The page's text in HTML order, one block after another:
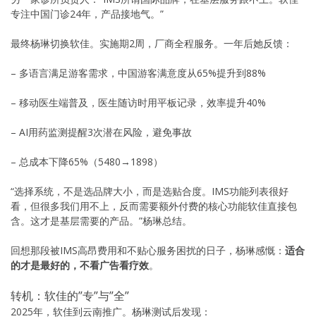
专注中国门诊24年，产品接地气。”
最终杨琳切换软佳。实施期2周，厂商全程服务。一年后她反馈：
– 多语言满足游客需求，中国游客满意度从65%提升到88%
– 移动医生端普及，医生随访时用平板记录，效率提升40%
– AI用药监测提醒3次潜在风险，避免事故
– 总成本下降65%（5480→1898）
“选择系统，不是选品牌大小，而是选贴合度。IMS功能列表很好
看，但很多我们用不上，反而需要额外付费的核心功能软佳直接包
含。这才是基层需要的产品。”杨琳总结。
回想那段被IMS高昂费用和不贴心服务困扰的日子，杨琳感慨： 适合
的才是最好的，不看广告看疗效。
转机：软佳的”专”与”全”
2025年，软佳到云南推广。杨琳测试后发现：